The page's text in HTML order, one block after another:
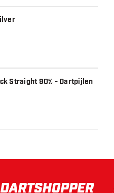
Straight 90% - Dartpijlen